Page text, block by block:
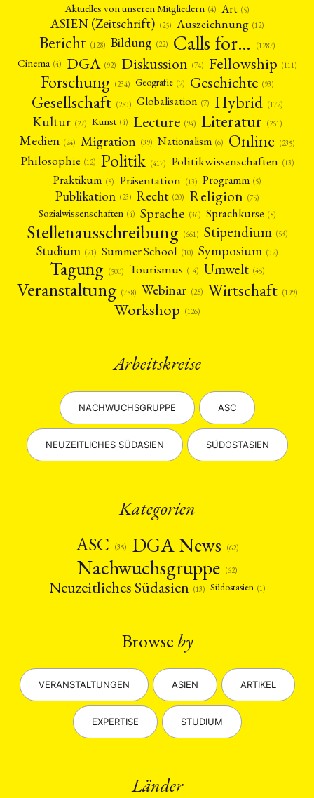
Aktuelles von unseren Mitgliedern (4) Art (5)
ASIEN (Zeitschrift) (25) Auszeichnung (12)
Bericht (128) Bildung (22) Calls for… (1287)
Cinema (4) DGA (92) Diskussion (74) Fellowship (111)
Forschung (234) Geografie (2) Geschichte (93)
Gesellschaft (283) Globalisation (7) Hybrid (172)
Kultur (27) Kunst (4) Lecture (94) Literatur (261)
Medien (24) Migration (39) Nationalism (6) Online (235)
Philosophie (12) Politik (417) Politikwissenschaften (13)
Praktikum (8) Präsentation (13) Programm (5)
Publikation (23) Recht (20) Religion (75)
Sozialwissenschaften (4) Sprache (36) Sprachkurse (8)
Stellenausschreibung (661) Stipendium (53)
Studium (21) Summer School (10) Symposium (32)
Tagung (500) Tourismus (14) Umwelt (45)
Veranstaltung (788) Webinar (28) Wirtschaft (199)
Workshop (126)
Arbeitskreise
NACHWUCHSGRUPPE ASC
NEUZEITLICHES SÜDASIEN SÜDOSTASIEN
Kategorien
ASC
(35) DGA News (62)
Nachwuchsgruppe (62)
Neuzeitliches Südasien (13) Südostasien (1)
Browse by
VERANSTALTUNGEN ASIEN ARTIKEL
EXPERTISE STUDIUM
Länder